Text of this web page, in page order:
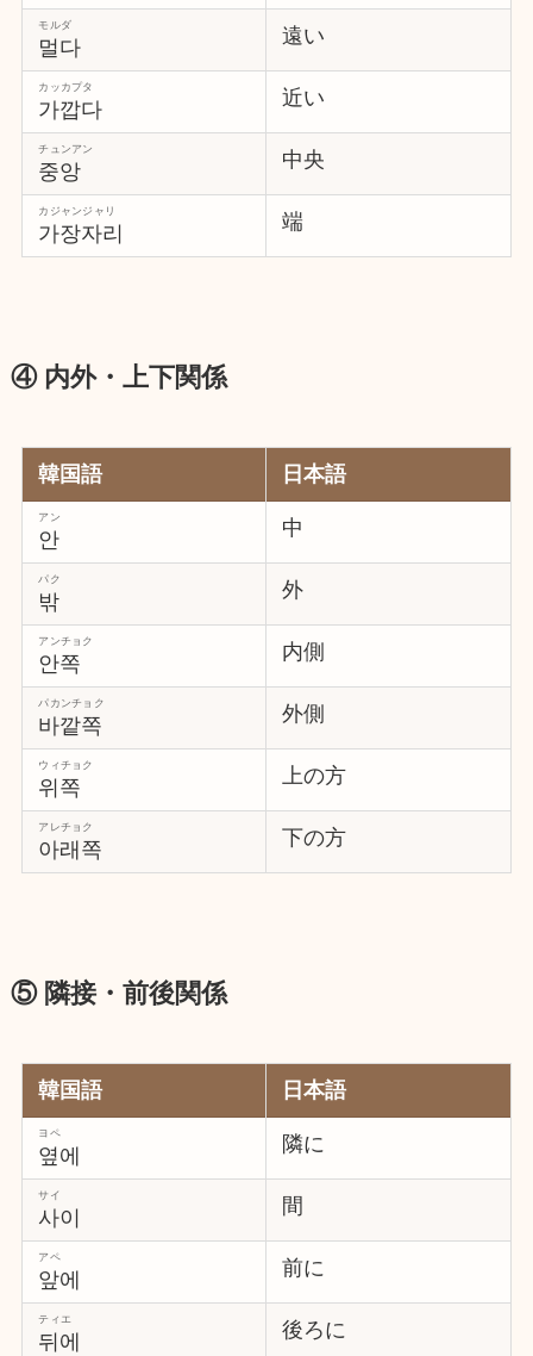
멀다
モルダ 遠い
가깝다
カッカプタ 近い
중앙
チュンアン 中央
가장자리
カジャンジャリ 端
④ 内外・上下関係
韓国語 日本語
안
アン 中
밖
パク 外
안쪽
アンチョク 内側
바깥쪽
パカンチョク 外側
위쪽
ウィチョク 上の方
아래쪽
アレチョク 下の方
⑤ 隣接・前後関係
韓国語 日本語
옆에
ヨペ 隣に
사이
サイ 間
앞에
アペ 前に
뒤에
ティエ 後ろに